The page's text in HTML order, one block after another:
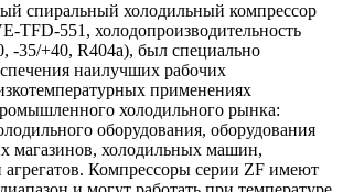
спиральный холодильный компрессор
TFD-551, холодопроизводительность
-35/+40, R404a), был специально
наилучших рабочих
применениях
холодильного рынка:
оборудования, оборудования
магазинов, холодильных машин,
агрегатов. Компрессоры серии ZF имеют